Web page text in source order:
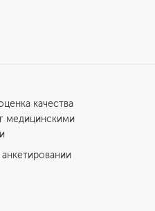
качества
медицинскими
анкетировании